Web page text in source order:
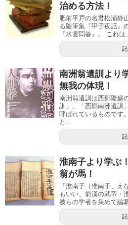
治める方法！
肥前平戸の名君松浦静
る随筆集『甲子夜話』
『水雲問答』。 これ
南洲翁遺訓より
無我の体現！
南洲翁遺訓は西郷隆盛
訓」、「西郷南洲遺訓
呼ばれているものです
と...
淮南子より学ぶ
翁が馬！
『淮南子（准南子、え
もいい、前漢の武帝・
被らの学者を集めて編